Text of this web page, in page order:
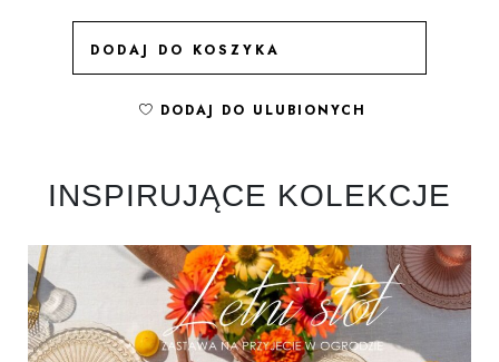
DODAJ DO KOSZYKA
DODAJ DO ULUBIONYCH
INSPIRUJĄCE KOLEKCJE